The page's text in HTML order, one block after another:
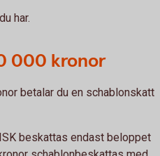
har.
000 kronor
betalar du en schablonskatt
beskattas endast beloppet